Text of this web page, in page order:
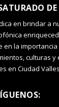
en brindar a
en la
culturas y
en Ciudad